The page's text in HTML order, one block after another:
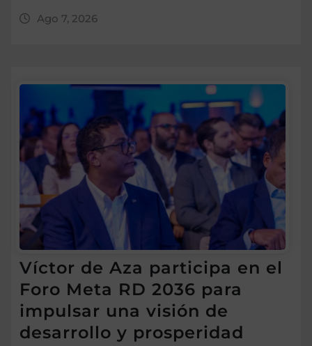
Ago 7, 2026
Víctor de Aza participa en el
Foro Meta RD 2036 para
impulsar una visión de
desarrollo y prosperidad